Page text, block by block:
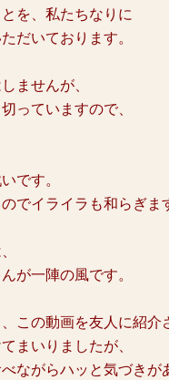
を、私たちなりに
だいております。
ませんが、
っていますので、
です。
でイライラも和らぎま
が一陣の風です。
この動画を友人に紹介
まいりましたが、
ながらハッと気づきが